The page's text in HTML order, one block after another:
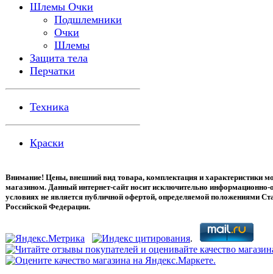
Шлемы Очки
Подшлемники
Очки
Шлемы
Защита тела
Перчатки
Техника
Краски
Внимание! Цены, внешний вид товара, комплектация и характеристики
магазином. Данный интернет-сайт носит исключительно
условиях не является публичной офертой, определяемой положениями
Российской Федерации.
.